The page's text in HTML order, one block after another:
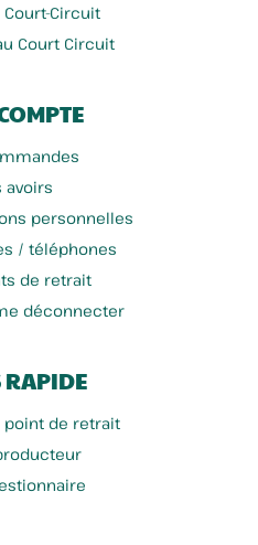
Court-Circuit
Court Circuit
avoirs
personnelles
/ téléphones
de retrait
déconnecter
RAPIDE
point de retrait